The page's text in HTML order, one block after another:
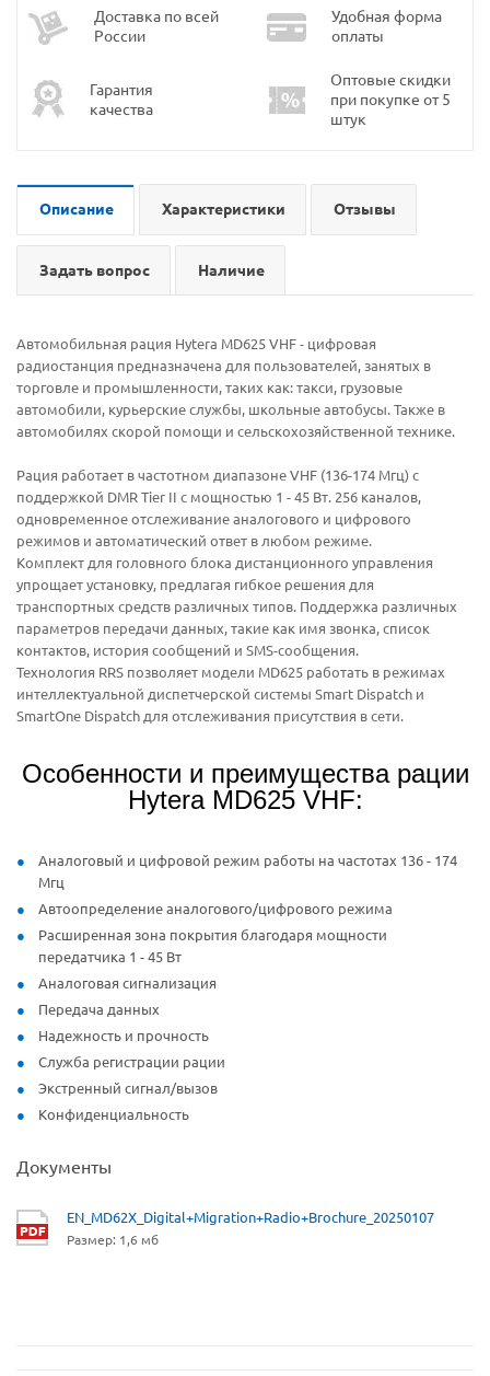
Доставка по всей
России
Удобная форма
оплаты
Гарантия
качества
Оптовые скидки
при покупке от 5
штук
Описание Характеристики Отзывы
Задать вопрос Наличие
Автомобильная рация Hytera MD625 VHF - цифровая
радиостанция предназначена для пользователей, занятых в
торговле и промышленности, таких как: такси, грузовые
автомобили, курьерские службы, школьные автобусы. Также в
автомобилях скорой помощи и сельскохозяйственной технике.
Рация работает в частотном диапазоне VHF (136-174 Мгц) с
поддержкой DMR Tier II с мощностью 1 - 45 Вт. 256 каналов,
одновременное отслеживание аналогового и цифрового
режимов и автоматический ответ в любом режиме.
Комплект для головного блока дистанционного управления
упрощает установку, предлагая гибкое решения для
транспортных средств различных типов. Поддержка различных
параметров передачи данных, такие как имя звонка, список
контактов, история сообщений и SMS-сообщения.
Технология RRS позволяет модели MD625 работать в режимах
интеллектуальной диспетчерской системы Smart Dispatch и
SmartOne Dispatch для отслеживания присутствия в сети.
Особенности и преимущества рации
Hytera MD625 VHF:
Аналоговый и цифровой режим работы на частотах 136 - 174
Мгц
Автоопределение аналогового/цифрового режима
Расширенная зона покрытия благодаря мощности
передатчика 1 - 45 Вт
Аналоговая сигнализация
Передача данных
Надежность и прочность
Служба регистрации рации
Экстренный сигнал/вызов
Конфиденциальность
Документы
EN_MD62X_Digital+Migration+Radio+Brochure_20250107
Размер: 1,6 мб